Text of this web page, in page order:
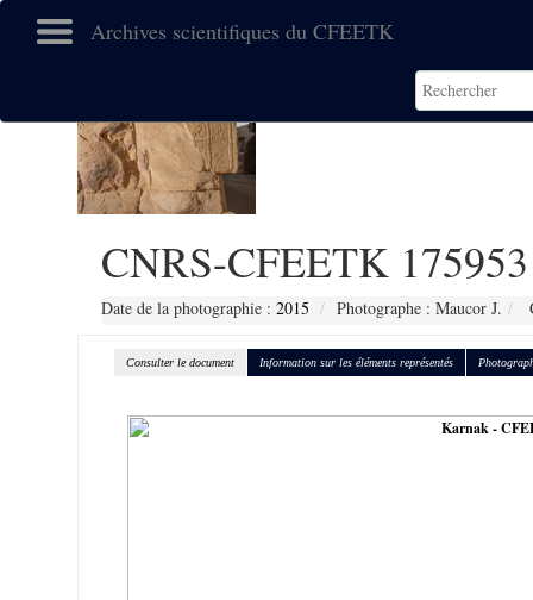
Archives scientifiques du CFEETK
CNRS-CFEETK 175953
Date de la photographie : 2015 Photographe : Maucor J.
Consulter le document Information sur les éléments représentés